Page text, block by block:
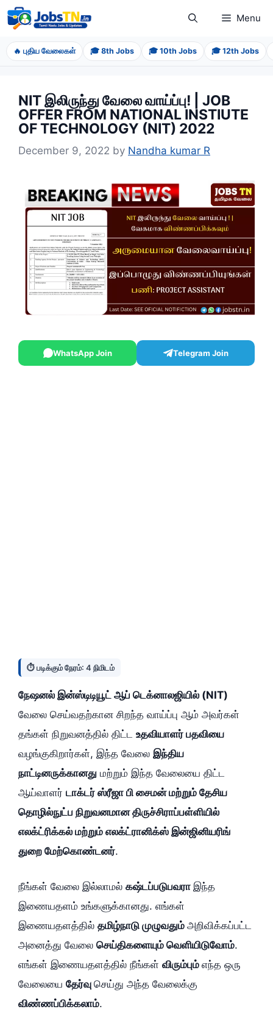
Skip
to
content
Menu
🔥 புதிய வேலைகள் 🎓 8th Jobs 🎓 10th Jobs 🎓 12th Jobs
NIT இலிருந்து வேலை வாய்ப்பு! | JOB
OFFER FROM NATIONAL INSTIUTE
OF TECHNOLOGY (NIT) 2022
December 9, 2022 by Nandha kumar R
WhatsApp Join Telegram Join
⏱️ படிக்கும் நேரம்: 4 நிமிடம்
நேஷனல் இன்ஸ்டிடியூட் ஆப் டெக்னாலஜியில் (NIT)
வேலை செய்வதற்கான சிறந்த வாய்ப்பு ஆம் அவர்கள்
தங்கள் நிறுவனத்தில் திட்ட உதவியாளர் பதவியை
வழங்குகிறார்கள், இந்த வேலை இந்திய
நாட்டினருக்கானது மற்றும் இந்த வேலையை திட்ட
ஆய்வாளர் டாக்டர் ஸ்ரீஜா பி சைமன் மற்றும் தேசிய
தொழில்நுட்ப நிறுவனமான திருச்சிராப்பள்ளியில்
எலக்ட்ரிக்கல் மற்றும் எலக்ட்ரானிக்ஸ் இன்ஜினியரிங்
துறை மேற்கொண்டனர்.
நீங்கள் வேலை இல்லாமல் கஷ்டப்படுபவரா இந்த
இணையதளம் உங்களுக்கானது. எங்கள்
இணையதளத்தில் தமிழ்நாடு முழுவதும் அறிவிக்கப்பட்ட
அனைத்து வேலை செய்திகளையும் வெளியிடுவோம்.
எங்கள் இணையதளத்தில் நீங்கள் விரும்பும் எந்த ஒரு
வேலையை தேர்வு செய்து அந்த வேலைக்கு
விண்ணப்பிக்கலாம்.